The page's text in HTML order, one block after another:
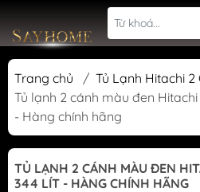
Trang chủ / Tủ Lạnh Hitachi 2
Tủ lạnh 2 cánh màu đen
- Hàng chính hãng
TỦ LẠNH 2 CÁNH MÀU ĐEN
344 LÍT - HÀNG CHÍNH HÃNG